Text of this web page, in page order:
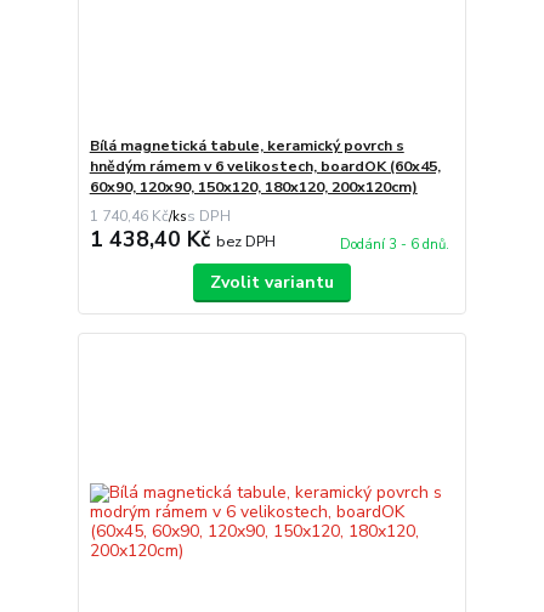
Bílá magnetická tabule, keramický povrch s
hnědým rámem v 6 velikostech, boardOK (60x45,
60x90, 120x90, 150x120, 180x120, 200x120cm)
1 740,46 Kč/ks
1 438,40 Kč bez DPH Dodání 3 - 6 dnů.
Zvolit variantu